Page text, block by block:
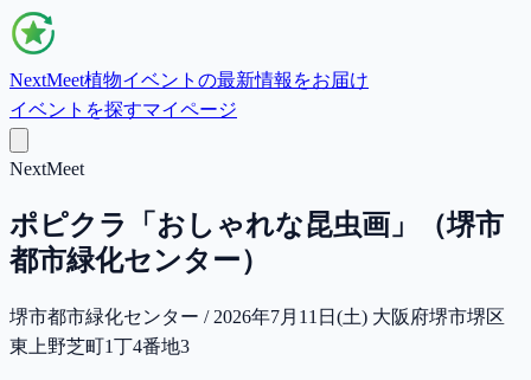
NextMeet植物イベントの最新情報をお届け
イベントを探すマイページ
NextMeet
ポピクラ「おしゃれな昆虫画」（堺市
都市緑化センター）
堺市都市緑化センター / 2026年7月11日(土) 大阪府堺市堺区
東上野芝町1丁4番地3